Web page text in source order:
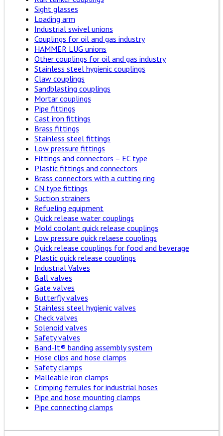
Sight glasses
Loading arm
Industrial swivel unions
Couplings for oil and gas industry
HAMMER LUG unions
Other couplings for oil and gas industry
Stainless steel hygienic couplings
Claw couplings
Sandblasting couplings
Mortar couplings
Pipe fittings
Cast iron fittings
Brass fittings
Stainless steel fittings
Low pressure fittings
Fittings and connectors – EC type
Plastic fittings and connectors
Brass connectors with a cutting ring
CN type fittings
Suction strainers
Refueling equipment
Quick release water couplings
Mold coolant quick release couplings
Low pressure quick relaese couplings
Quick release couplings for food and beverage
Plastic quick release couplings
Industrial Valves
Ball valves
Gate valves
Butterfly valves
Stainless steel hygienic valves
Check valves
Solenoid valves
Safety valves
Band-It® banding assembly system
Hose clips and hose clamps
Safety clamps
Malleable iron clamps
Crimping ferrules for industrial hoses
Pipe and hose mounting clamps
Pipe connecting clamps